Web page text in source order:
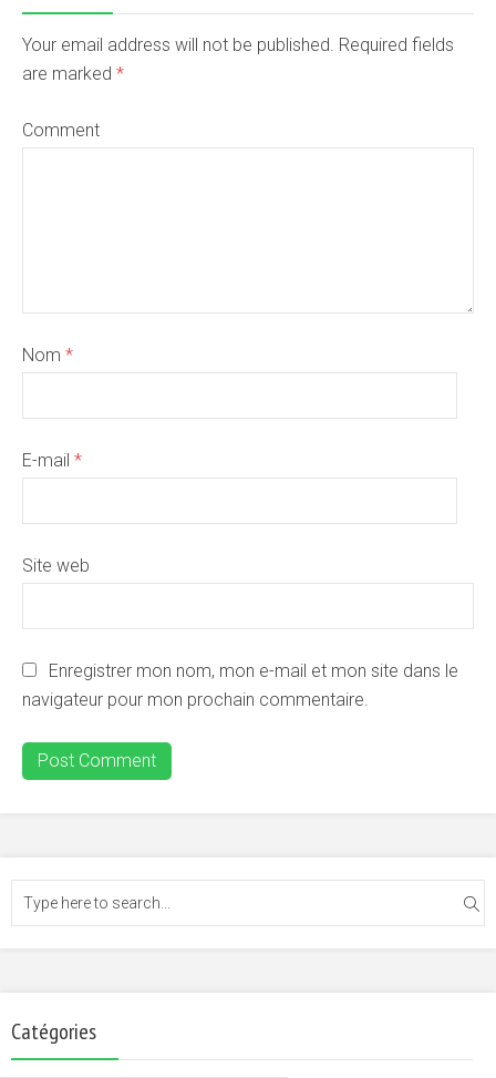
Your email address will not be published. Required fields
are marked *
Comment
Nom *
E-mail *
Site web
Enregistrer mon nom, mon e-mail et mon site dans le
navigateur pour mon prochain commentaire.
Catégories